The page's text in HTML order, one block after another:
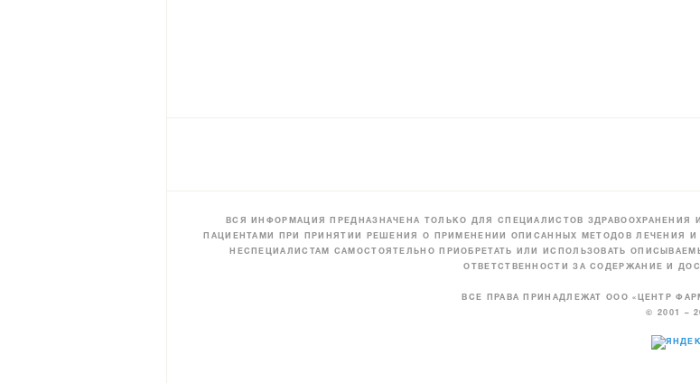
ВСЯ ИНФОРМАЦИЯ ПРЕДНАЗНАЧЕНА ТОЛЬКО ДЛЯ СПЕЦИАЛИСТОВ
ПАЦИЕНТАМИ ПРИ ПРИНЯТИИ РЕШЕНИЯ О ПРИМЕНЕНИИ ОПИСАННЫХ МЕТОДОВ ЛЕЧЕНИЯ
НЕСПЕЦИАЛИСТАМ САМОСТОЯТЕЛЬНО ПРИОБРЕТАТЬ ИЛИ ИСПОЛЬЗОВАТЬ
ОТВЕТСТВЕННОСТИ ЗА СОДЕРЖАНИЕ И
ВСЕ ПРАВА ПРИНАДЛЕЖАТ ООО «ЦЕНТР
© 2001 –